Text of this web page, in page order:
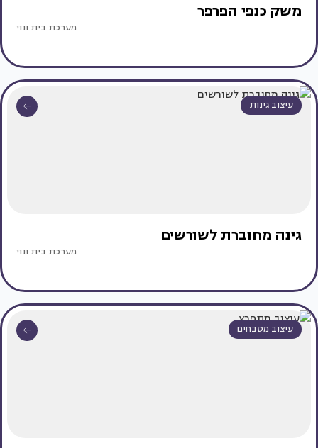
משק כנפי הפרפר
מערכת בית ונוי
עיצוב גינות
גינה מחוברת לשורשים
מערכת בית ונוי
עיצוב מטבחים